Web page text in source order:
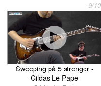
Om onlinegitar.no
9/10
Sweeping på 5 strenger -
Gildas Le Pape